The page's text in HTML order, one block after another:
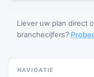
Liever uw plan direct
branchecijfers?
NAVIGATIE